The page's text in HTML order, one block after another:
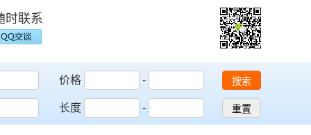
时联系
价格
-
长度
-
搜索
重置